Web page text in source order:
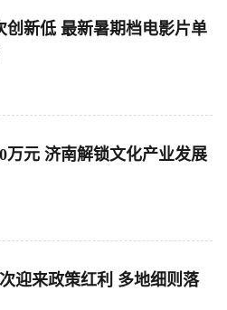
创新低 最新暑期档电影片单
万元 济南解锁文化产业发展
迎来政策红利 多地细则落